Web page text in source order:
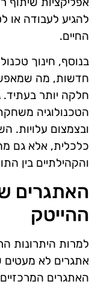
להגיע לעבודה או
החיים.
בנוסף, חינוך
חדשות, מה
חלקה יותר
הטכנולוגיה
ובצמצום עלויות.
כלכלית, אלא גם
והקהילתיים בין
האתגרים
ההייטק
למרות היתרונות
אתגרים לא
האתגרים המרכזיים